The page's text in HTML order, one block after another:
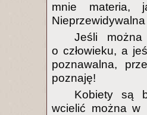
mnie materia,
Jeśli
o człowieku, a
poznawalna,
poznaję!
Kobiety są
wcielić można w